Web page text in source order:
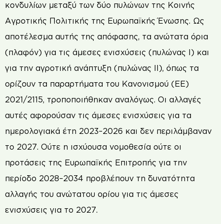
κονδυλίων μεταξύ των δύο πυλώνων της Κοινής
Αγροτικής Πολιτικής της Ευρωπαϊκής Ένωσης. Ως
αποτέλεσμα αυτής της απόφασης, τα ανώτατα όρια
(πλαφόν) για τις άμεσες ενισχύσεις (πυλώνας Ι) και
για την αγροτική ανάπτυξη (πυλώνας ΙΙ), όπως τα
ορίζουν τα παραρτήματα του Κανονισμού (ΕΕ)
2021/2115, τροποποιήθηκαν αναλόγως. Οι αλλαγές
αυτές αφορούσαν τις άμεσες ενισχύσεις για τα
ημερολογιακά έτη 2023–2026 και δεν περιλάμβαναν
το 2027. Ούτε η ισχύουσα νομοθεσία ούτε οι
προτάσεις της Ευρωπαϊκής Επιτροπής για την
περίοδο 2028–2034 προβλέπουν τη δυνατότητα
αλλαγής του ανώτατου ορίου για τις άμεσες
ενισχύσεις για το 2027.